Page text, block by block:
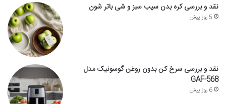
نقد و بررسی کره بدن سیب سبز و شی باتر شون
5 روز پیش
نقد و بررسی سرخ کن بدون روغن گوسونیک مدل
GAF-568
6 روز پیش